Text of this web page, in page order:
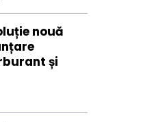
nouă
și